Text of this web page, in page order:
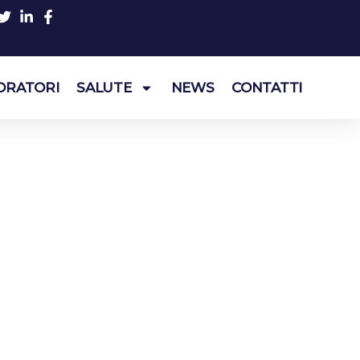
SALUTE NEWS CONTATTI